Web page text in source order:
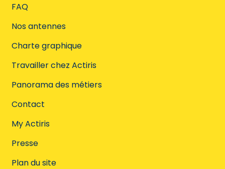
FAQ
Nos antennes
Charte graphique
Travailler chez Actiris
Panorama des métiers
Contact
My Actiris
Presse
Plan du site